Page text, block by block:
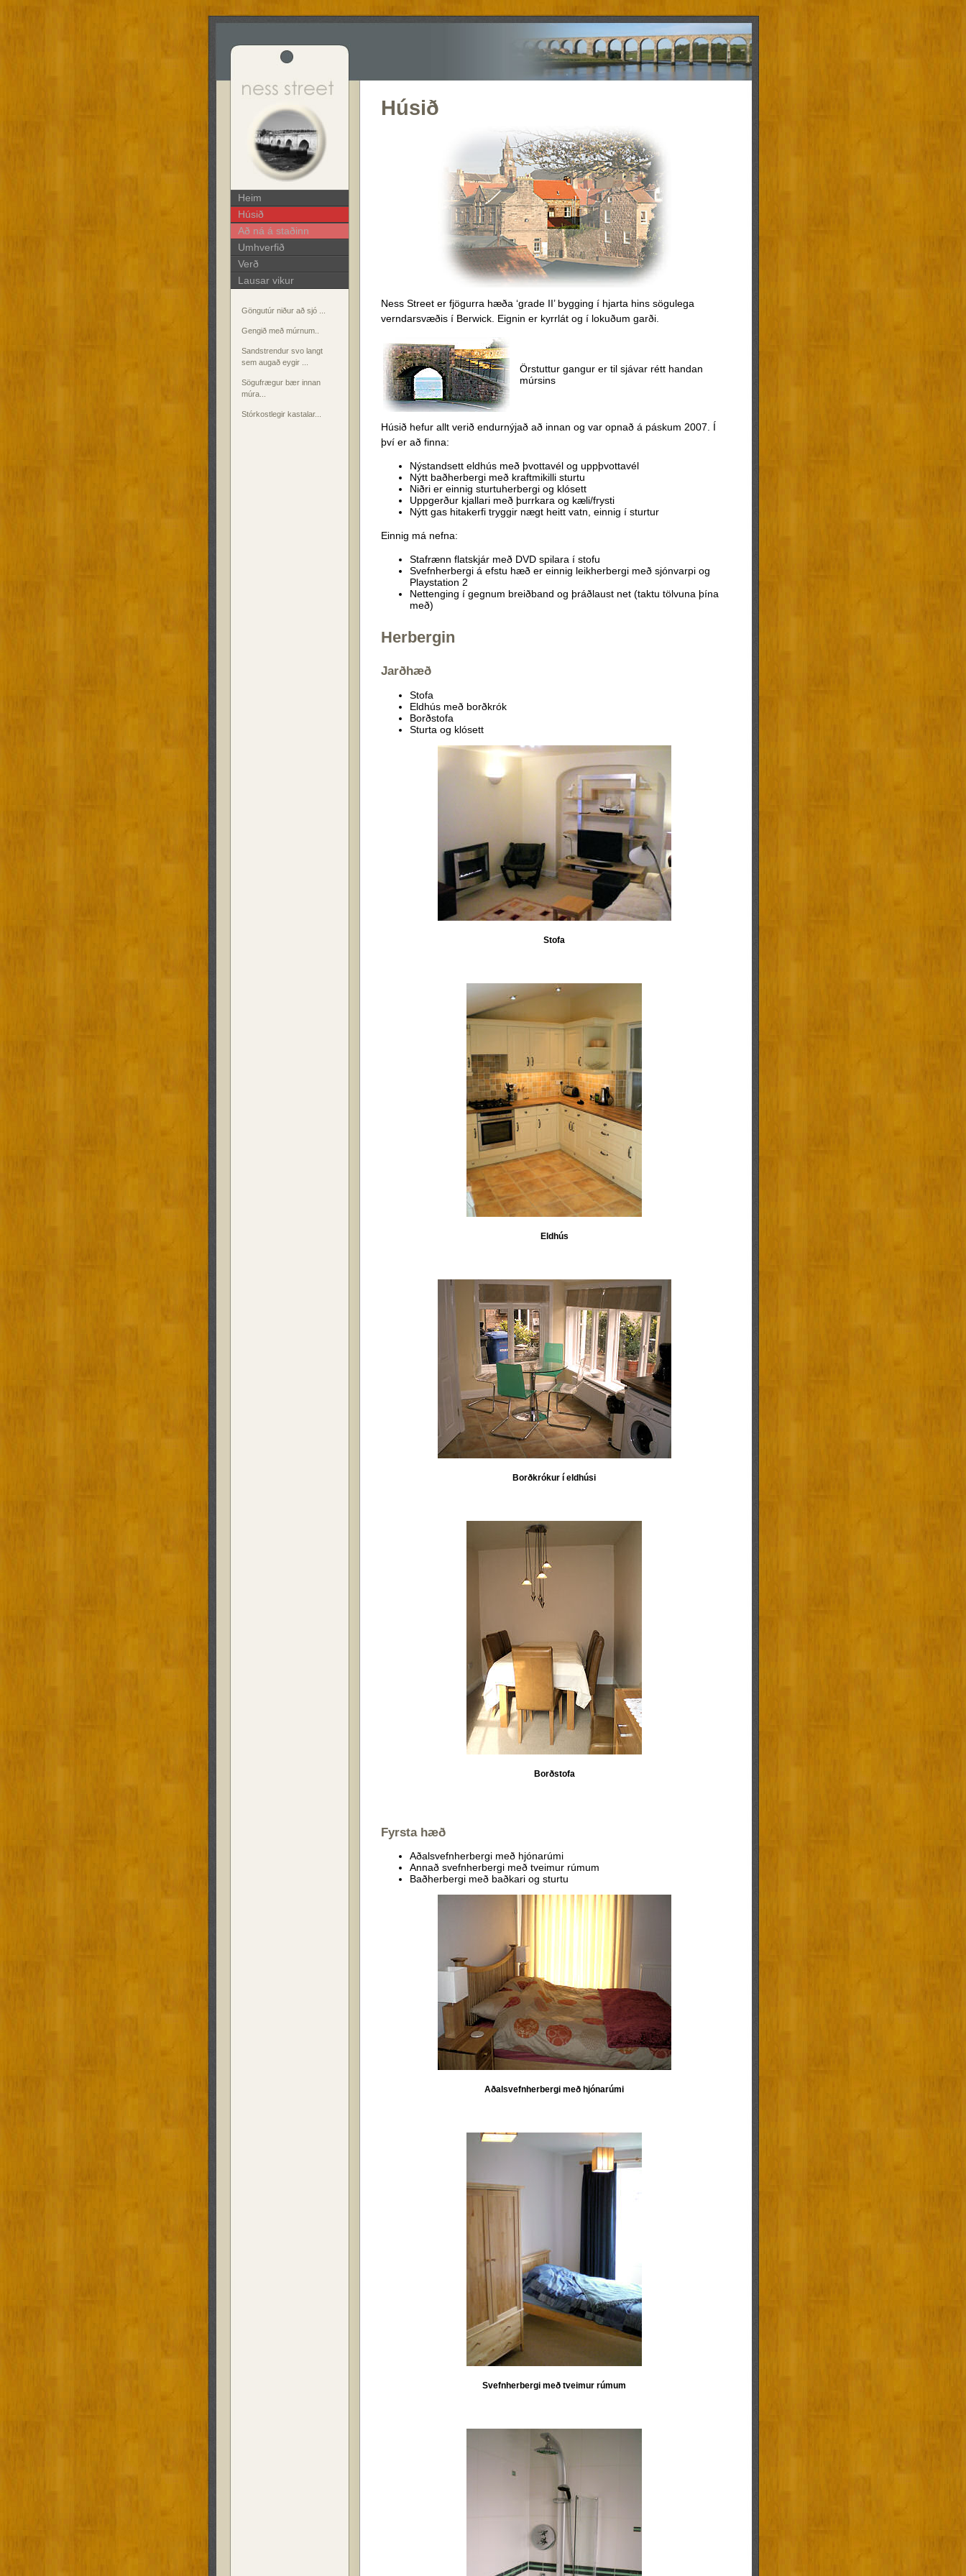
Húsið
Ness Street er fjögurra hæða ‘grade II’ bygging í hjarta hins sögulega
verndarsvæðis í Berwick. Eignin er kyrrlát og í lokuðum garði.
Örstuttur gangur er til sjávar rétt handan
múrsins
Húsið hefur allt verið endurnýjað að innan og var opnað á páskum 2007. Í
því er að finna:
Nýstandsett eldhús með þvottavél og uppþvottavél
Nýtt baðherbergi með kraftmikilli sturtu
Niðri er einnig sturtuherbergi og klósett
Uppgerður kjallari með þurrkara og kæli/frysti
Nýtt gas hitakerfi tryggir nægt heitt vatn, einnig í sturtur
Einnig má nefna:
Stafrænn flatskjár með DVD spilara í stofu
Svefnherbergi á efstu hæð er einnig leikherbergi með sjónvarpi og
Playstation 2
Nettenging í gegnum breiðband og þráðlaust net (taktu tölvuna þína
með)
Herbergin
Jarðhæð
Stofa
Eldhús með borðkrók
Borðstofa
Sturta og klósett
Stofa
Eldhús
Borðkrókur í eldhúsi
Borðstofa
Fyrsta hæð
Aðalsvefnherbergi með hjónarúmi
Annað svefnherbergi með tveimur rúmum
Baðherbergi með baðkari og sturtu
Aðalsvefnherbergi með hjónarúmi
Svefnherbergi með tveimur rúmum
Heim
Húsið
Að ná á staðinn
Umhverfið
Verð
Lausar vikur
Göngutúr niður að sjó ...
Gengið með múrnum..
Sandstrendur svo langt
sem augað eygir ...
Sögufrægur bær innan
múra...
Stórkostlegir kastalar...